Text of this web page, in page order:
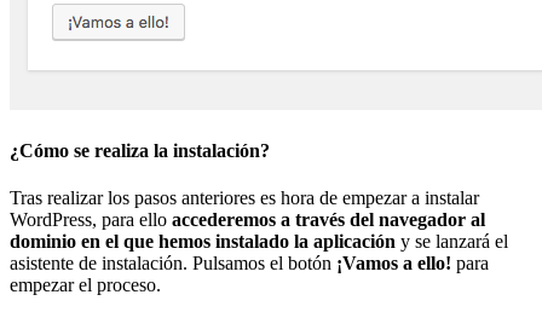
¿Cómo se realiza la instalación?
Tras realizar los pasos anteriores es hora de empezar a instalar
WordPress, para ello accederemos a través del navegador al
dominio en el que hemos instalado la aplicación y se lanzará el
asistente de instalación. Pulsamos el botón ¡Vamos a ello! para
empezar el proceso.